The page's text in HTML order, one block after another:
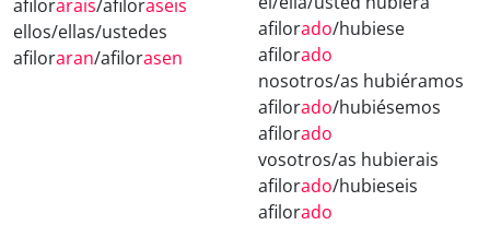
afilorarais/afiloraseis
ellos/ellas/ustedes
afiloraran/afilorasen
afilorado/hubiese
afilorado
nosotros/as hubiéramos
afilorado/hubiésemos
afilorado
vosotros/as hubierais
afilorado/hubieseis
afilorado